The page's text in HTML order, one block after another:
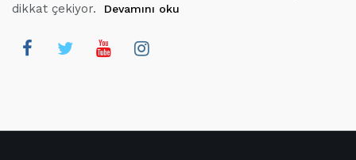
dikkat çekiyor.
Devamını oku